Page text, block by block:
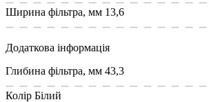
Ширина фільтра, мм 13,6
Додаткова інформація
Глибина фільтра, мм 43,3
Колір Білий